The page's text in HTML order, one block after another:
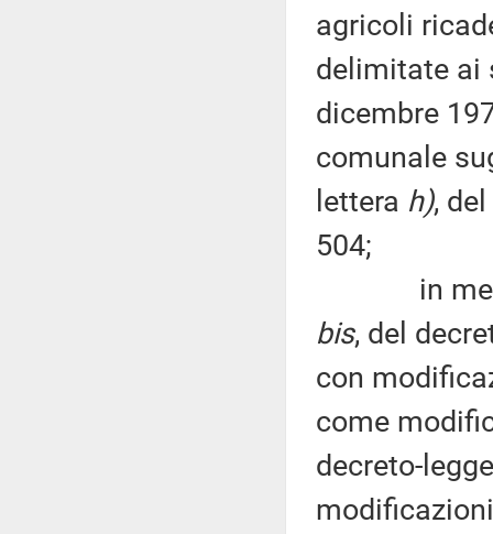
agricoli
delimitate ai
dicembre
comunale
lettera h),
504;
in merito
bis, del
con
come
decreto-